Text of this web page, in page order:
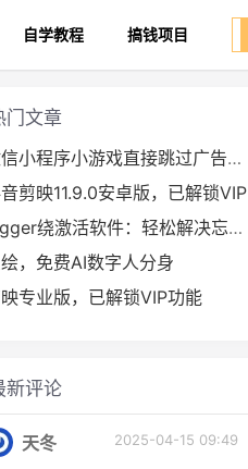
自学教程 搞钱项目
门文章
微信小程序小游戏直接跳过广告拿奖励教程
剪映11.9.0安卓版，已解锁VIP
Tigger绕激活软件：轻松解决忘记Apple ID密码的问题
，免费AI数字人分身
专业版，已解锁VIP功能
新评论
天冬 2025-04-15 09:49